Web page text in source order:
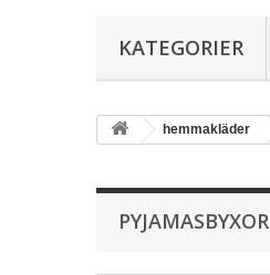
KATEGORIER
hemmakläder
PYJAMASBYXOR